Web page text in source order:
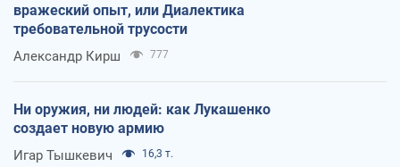
вражеский опыт, или Диалектика
требовательной трусости
Александр Кирш 777
Ни оружия, ни людей: как Лукашенко
создает новую армию
Игар Тышкевич 16,3 т.